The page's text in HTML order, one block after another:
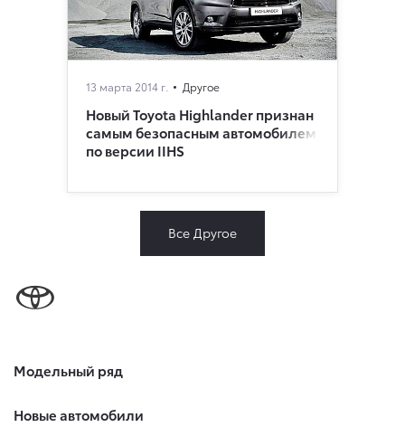
13 марта 2014 г. Другое
Новый Toyota Highlander признан
самым безопасным автомобилем
по версии IIHS
Все Другое
Модельный ряд
Новые автомобили